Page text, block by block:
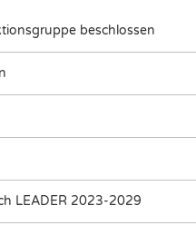
beschlossen
LEADER 2023-2029